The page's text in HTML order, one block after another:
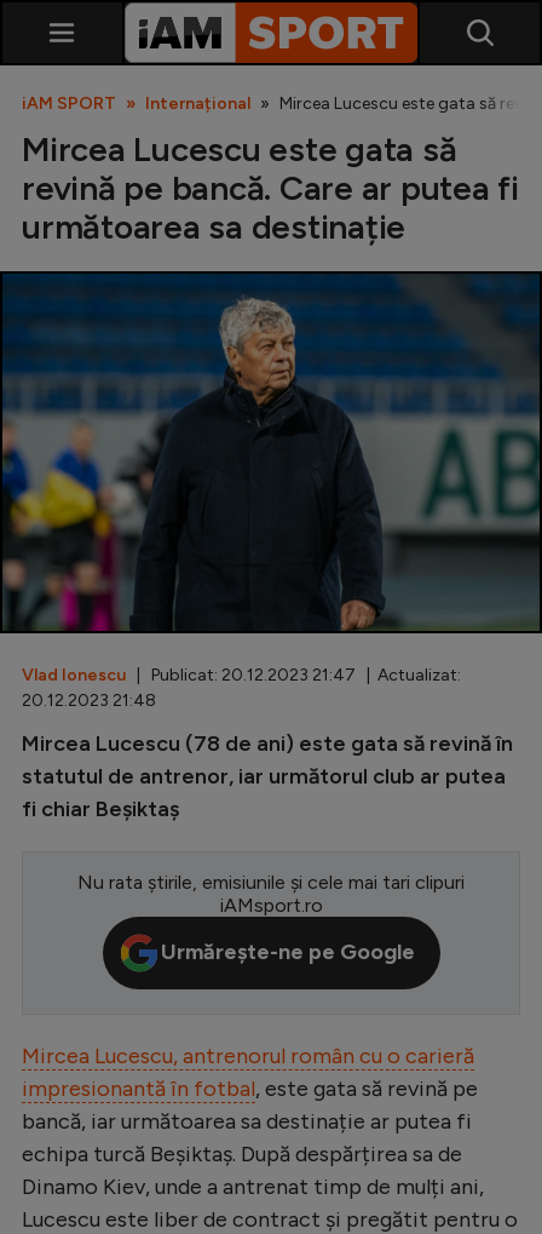
SuperLiga
Cupa României
Echipa Națională
U21
Special
Diverse
Inedit
Europa League
Conference League
CM 2026
LaLiga
Serie A
Bundesliga
Ligue 1
iAM SPORT Internațional Mircea Lucescu este gata să
Mircea Lucescu este gata să
revină pe bancă. Care ar putea fi
următoarea sa destinație
Vlad Ionescu | Publicat: 20.12.2023 21:47 | Actualizat:
20.12.2023 21:48
Mircea Lucescu (78 de ani) este gata să revină în
statutul de antrenor, iar următorul club ar putea
fi chiar Beșiktaș
Nu rata știrile, emisiunile și cele mai tari clipuri
iAMsport.ro
Urmărește-ne pe Google
Mircea Lucescu, antrenorul român cu o carieră
impresionantă în fotbal, este gata să revină pe
bancă, iar următoarea sa destinație ar putea fi
echipa turcă Beșiktaș. După despărțirea sa de
Dinamo Kiev, unde a antrenat timp de mulți ani,
Lucescu este liber de contract și pregătit pentru o